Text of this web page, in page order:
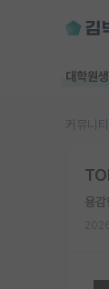
대학원
커뮤니
용감